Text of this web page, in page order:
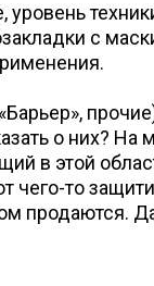
с
о них? На
в этой
чего-то
продаются.